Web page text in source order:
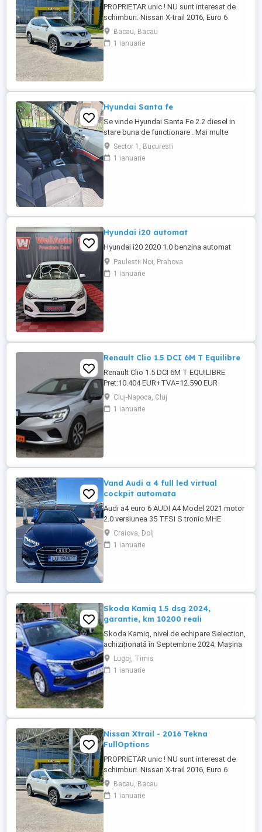
PROPRIETAR unic ! NU sunt interesat de
schimburi. Nissan X-trail 2016, Euro 6
244000 km reali in crestere, masina
ruleaza zilnic Motorizare PureDrive 1.6 dCi
130CP Distributie pe lant Cutie manuala
Bacau, Bacau
1 ianuarie
Hyundai Santa fe
Se vinde Hyundai Santa Fe 2.2 diesel in
stare buna de functionare . Mai multe
detalii la telefon
Sector 1, Bucuresti
1 ianuarie
Hyundai i20 automat
Hyundai i20 2020 1.0 benzina automat
Paulestii Noi, Prahova
1 ianuarie
Renault Clio 1.5 DCI 6M T Equilibre
Renault Clio 1.5 DCI 6M T EQUILIBRE
Pret:10.404 EUR+TVA=12.590 EUR
GARANTIE TEHNICA: 12 luni sau 20.000
km inclusa in pret! Posibilitate extindere
garantie tehnica pana la 36 luni, fara limita
Cluj-Napoca, Cluj
1 ianuarie
Vand Audi a 4 full led virtual
cockpit automata
Audi a4 euro 6 AUDI A4 Model 2021 motor
2.0 versiunea 35 TFSI S tronic MHE
consum și impozit redus * Cutie automată
S-Tronic * Start Stop * Audi Preesense (
franare de urgenta) * Bord digital *
Craiova, Dolj
1 ianuarie
Skoda Kamiq 1.5 dsg 2024,
garantie, km 10200 reali
Skoda Kamiq, nivel de echipare Selection,
achiziționată în Septembrie 2024. Mașina
se află într-o stare impecabila. Detalii
tehnice: Motorizare: 1.5 TSI, 150 CP
Transmisie: Automată DSG An fabricație:
Lugoj, Timis
1 ianuarie
Nissan Xtrail - 2016 Tekna
FullOptions
PROPRIETAR unic ! NU sunt interesat de
schimburi. Nissan X-trail 2016, Euro 6
244000 km reali in crestere, masina
ruleaza zilnic Motorizare PureDrive 1.6 dCi
130CP Distributie pe lant Cutie manuala
Bacau, Bacau
1 ianuarie